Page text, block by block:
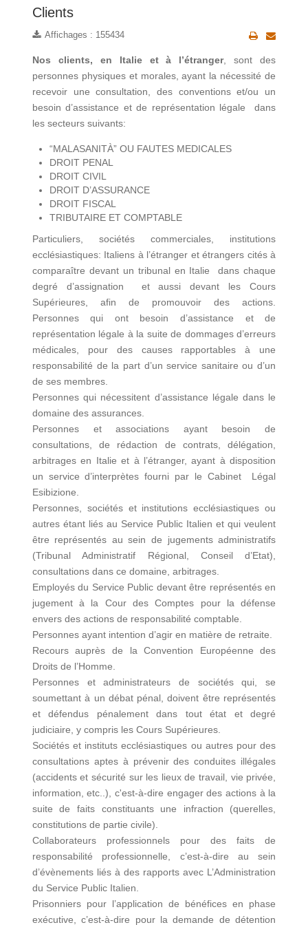
Clients
Affichages : 155434
Nos clients, en Italie et à l’étranger, sont des
personnes physiques et morales, ayant la nécessité de
recevoir une consultation, des conventions et/ou un
besoin d’assistance et de représentation légale dans
les secteurs suivants:
“MALASANITÀ” OU FAUTES MEDICALES
DROIT PENAL
DROIT CIVIL
DROIT D’ASSURANCE
DROIT FISCAL
TRIBUTAIRE ET COMPTABLE
Particuliers, sociétés commerciales, institutions
ecclésiastiques: Italiens à l’étranger et étrangers cités à
comparaître devant un tribunal en Italie dans chaque
degré d’assignation et aussi devant les Cours
Supérieures, afin de promouvoir des actions.
Personnes qui ont besoin d’assistance et de
représentation légale à la suite de dommages d’erreurs
médicales, pour des causes rapportables à une
responsabilité de la part d’un service sanitaire ou d’un
de ses membres.
Personnes qui nécessitent d’assistance légale dans le
domaine des assurances.
Personnes et associations ayant besoin de
consultations, de rédaction de contrats, délégation,
arbitrages en Italie et à l’étranger, ayant à disposition
un service d’interprètes fourni par le Cabinet Légal
Esibizione.
Personnes, sociétés et institutions ecclésiastiques ou
autres étant liés au Service Public Italien et qui veulent
être représentés au sein de jugements administratifs
(Tribunal Administratif Régional, Conseil d’Etat),
consultations dans ce domaine, arbitrages.
Employés du Service Public devant être représentés en
jugement à la Cour des Comptes pour la défense
envers des actions de responsabilité comptable.
Personnes ayant intention d’agir en matière de retraite.
Recours auprès de la Convention Européenne des
Droits de l’Homme.
Personnes et administrateurs de sociétés qui, se
soumettant à un débat pénal, doivent être représentés
et défendus pénalement dans tout état et degré
judiciaire, y compris les Cours Supérieures.
Sociétés et instituts ecclésiastiques ou autres pour des
consultations aptes à prévenir des conduites illégales
(accidents et sécurité sur les lieux de travail, vie privée,
information, etc..), c'est-à-dire engager des actions à la
suite de faits constituants une infraction (querelles,
constitutions de partie civile).
Collaborateurs professionnels pour des faits de
responsabilité professionnelle, c’est-à-dire au sein
d’évènements liés à des rapports avec L’Administration
du Service Public Italien.
Prisonniers pour l’application de bénéfices en phase
exécutive, c’est-à-dire pour la demande de détention